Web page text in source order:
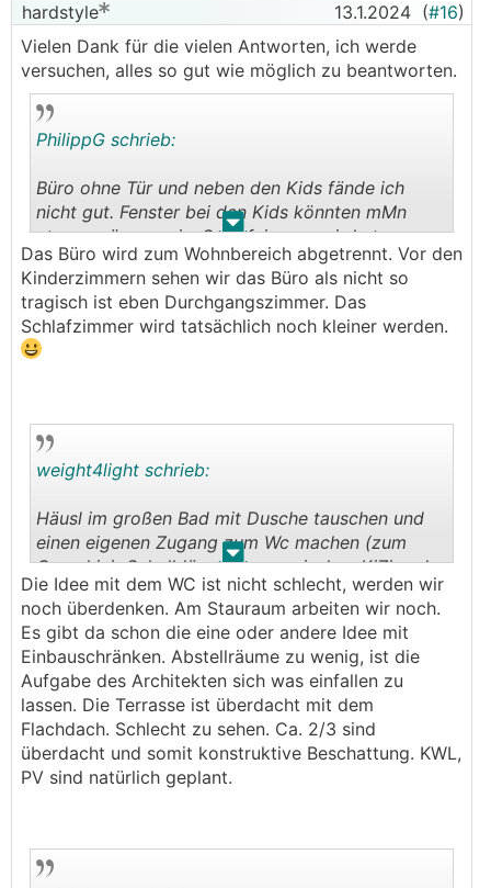
hardstyle 13.1.2024 (#16)
Vielen Dank für die vielen Antworten, ich werde
versuchen, alles so gut wie möglich zu beantworten.
. .
PhilippG schrieb:
Büro ohne Tür und neben den Kids fände ich
nicht gut. Fenster bei den Kids könnten mMn
etwas grösser sein. Schlafzimmer wird etwas
knapp mit Schrank.
Das Büro wird zum Wohnbereich abgetrennt. Vor den
Kinderzimmern sehen wir das Büro als nicht so
tragisch ist eben Durchgangszimmer. Das
Schlafzimmer wird tatsächlich noch kleiner werden.
. .
weight4light schrieb:
Häusl im großen Bad mit Dusche tauschen und
einen eigenen Zugang zum Wc machen (zum
Gang hin). Schalldämmmung zwischen KiZi und
Eltern SZ unbedingt miteinplanen. Stauraum habt
ihr sehr wenig. Hier könntet ihr den AR unten den
Fahrrädern weiter nach unten ziehen und den
Baum versetzen (falls er dort schon steht). Bei
der Terrasse gleich eine konstruktive
Verschattung mitplanen (a la Pergola aus Stahl,
die könntet ihr entweder begrünen oder auf die
Stahlträger dann quer Holzlatten anbringen). PV
miteinreichen. Das schräge Dach, naja,
und NICHT weglassen. Falls Budget knapp
zumindest im Rohbau alle Vorbereitungen treffen.
Die Idee mit dem WC ist nicht schlecht, werden wir
noch überdenken. Am Stauraum arbeiten wir noch.
Es gibt da schon die eine oder andere Idee mit
Einbauschränken. Abstellräume zu wenig, ist die
Aufgabe des Architekten sich was einfallen zu
lassen. Die Terrasse ist überdacht mit dem
Flachdach. Schlecht zu sehen. Ca. 2/3 sind
überdacht und somit konstruktive Beschattung. KWL,
PV sind natürlich geplant.